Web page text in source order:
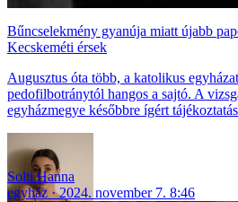
Bűncselekmény gyanúja miatt újabb
Kecskeméti érsek
Augusztus óta több, a katolikus
pedofilbotránytól hangos a sajtó. A
egyházmegye későbbre ígért
Solti Hanna
egyház
2024. november 7. 8:46